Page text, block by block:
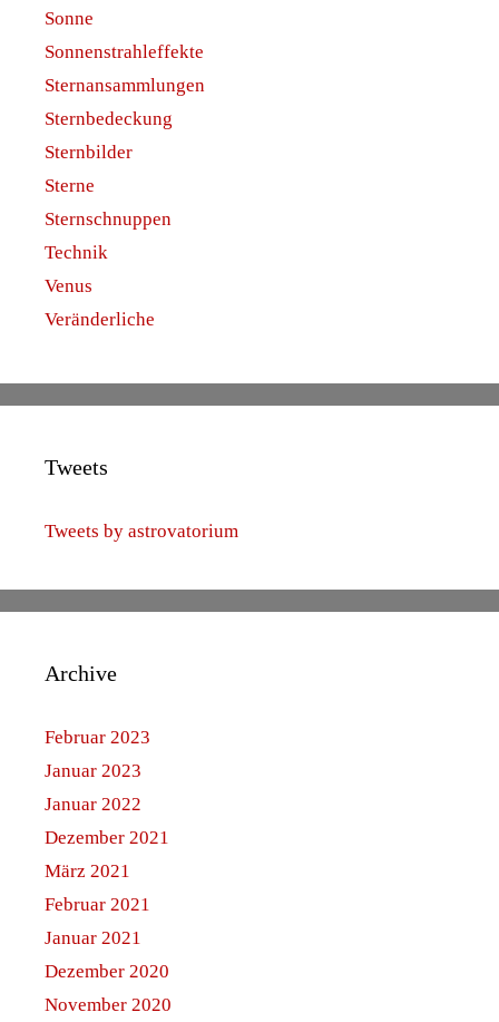
Sonne
Sonnenstrahleffekte
Sternansammlungen
Sternbedeckung
Sternbilder
Sterne
Sternschnuppen
Technik
Venus
Veränderliche
Tweets
Tweets by astrovatorium
Archive
Februar 2023
Januar 2023
Januar 2022
Dezember 2021
März 2021
Februar 2021
Januar 2021
Dezember 2020
November 2020